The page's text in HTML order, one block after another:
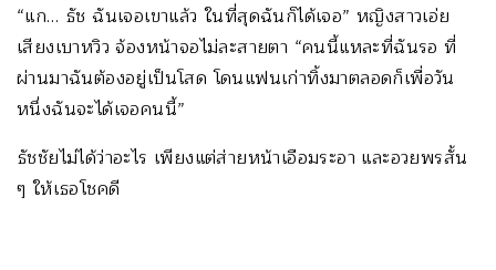
“แก… ธัช ฉันเจอเขาแล้ว ในที่สุดฉันก็ได้เจอ” หญิงสาวเอ่ย
เสียงเบาหวิว จ้องหน้าจอไม่ละสายตา “คนนี้แหละที่ฉันรอ ที่
ผ่านมาฉันต้องอยู่เป็นโสด โดนแฟนเก่าทิ้งมาตลอดก็เพื่อวัน
หนึ่งฉันจะได้เจอคนนี้”
ธัชชัยไม่ได้ว่าอะไร เพียงแต่ส่ายหน้าเอือมระอา และอวยพรสั้น
ๆ ให้เธอโชคดี